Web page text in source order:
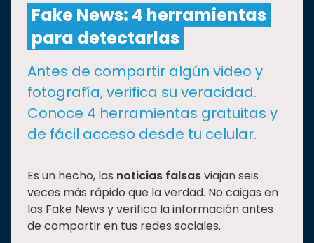
CULTURA
I+D+IEXPERTOS
SALUD
SUSTENTABILIDAD
Fake News: 4 herramientas
para detectarlas
Antes de compartir algún video y
fotografía, verifica su veracidad.
Conoce 4 herramientas gratuitas y
de fácil acceso desde tu celular.
Es un hecho, las noticias falsasviajan seis
veces más rápido que la verdad. No caigas en
las Fake News y verifica la información antes
de compartir en tus redes sociales.